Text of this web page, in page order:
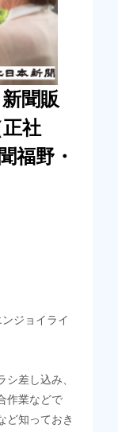
聞販
社
福野・
ジョイライ
差し込み、
作業などで
ど知っておき